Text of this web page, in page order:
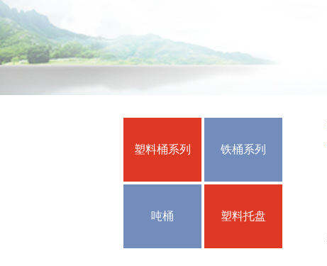
塑料桶系列 铁桶系列
吨桶 塑料托盘